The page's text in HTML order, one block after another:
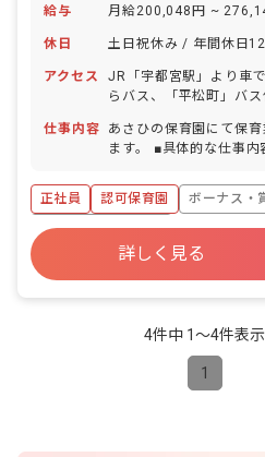
給与 月給200,048円 ~
休日 土日祝休み / 年間休日
アクセス
JR「宇都宮駅」より車
らバス、「平松町」バス
OK（駐車場紹介有）
仕事内容
あさひの保育園にて保
ます。 ■具体的な仕事内容 ・0歳～5歳児
者対応（アプリ） ・児
正社員 認可保育園
ボーナス・
年間休日120日以上
寮・住宅・家賃補助あり
社会保
詳しく見る
4件中 1〜4件表示
1